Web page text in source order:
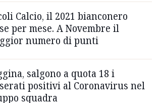
Calcio, il 2021 bianconero
per mese. A Novembre il
numero di punti
salgono a quota 18 i
positivi al Coronavirus nel
squadra